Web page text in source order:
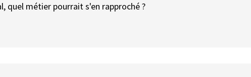
quel métier pourrait s'en rapproché ?